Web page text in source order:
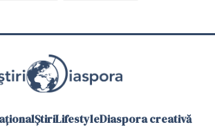
ȘtiriLifestyleDiaspora creativă